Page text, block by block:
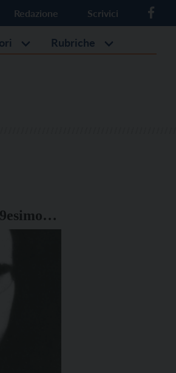
Redazione Scrivici
Rubriche
Manci